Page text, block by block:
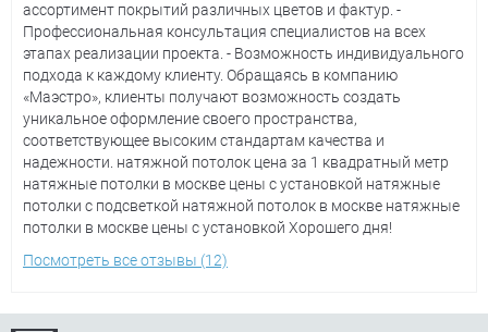
ассортимент покрытий различных цветов и фактур. -
Профессиональная консультация специалистов на всех
этапах реализации проекта. - Возможность индивидуального
подхода к каждому клиенту. Обращаясь в компанию
«Маэстро», клиенты получают возможность создать
уникальное оформление своего пространства,
соответствующее высоким стандартам качества и
надежности. натяжной потолок цена за 1 квадратный метр
натяжные потолки в москве цены с установкой натяжные
потолки с подсветкой натяжной потолок в москве натяжные
потолки в москве цены с установкой Хорошего дня!
Посмотреть все отзывы (12)